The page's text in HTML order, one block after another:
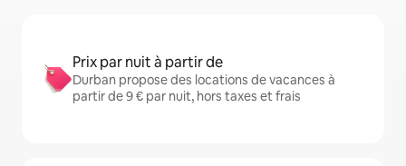
Prix par nuit à partir de
Durban propose des locations de vacances à
partir de 9 € par nuit, hors taxes et frais